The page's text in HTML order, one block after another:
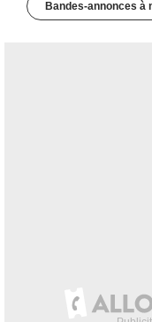
Bandes-annonces à